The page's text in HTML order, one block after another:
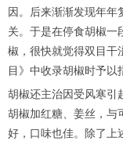
因。后来渐渐发现年年
关。于是在停食胡椒一
椒，很快就觉得双目干
目》中收录胡椒时予以
胡椒还主治因受风寒引
胡椒加红糖、姜丝，与
好，口味也佳。除了上